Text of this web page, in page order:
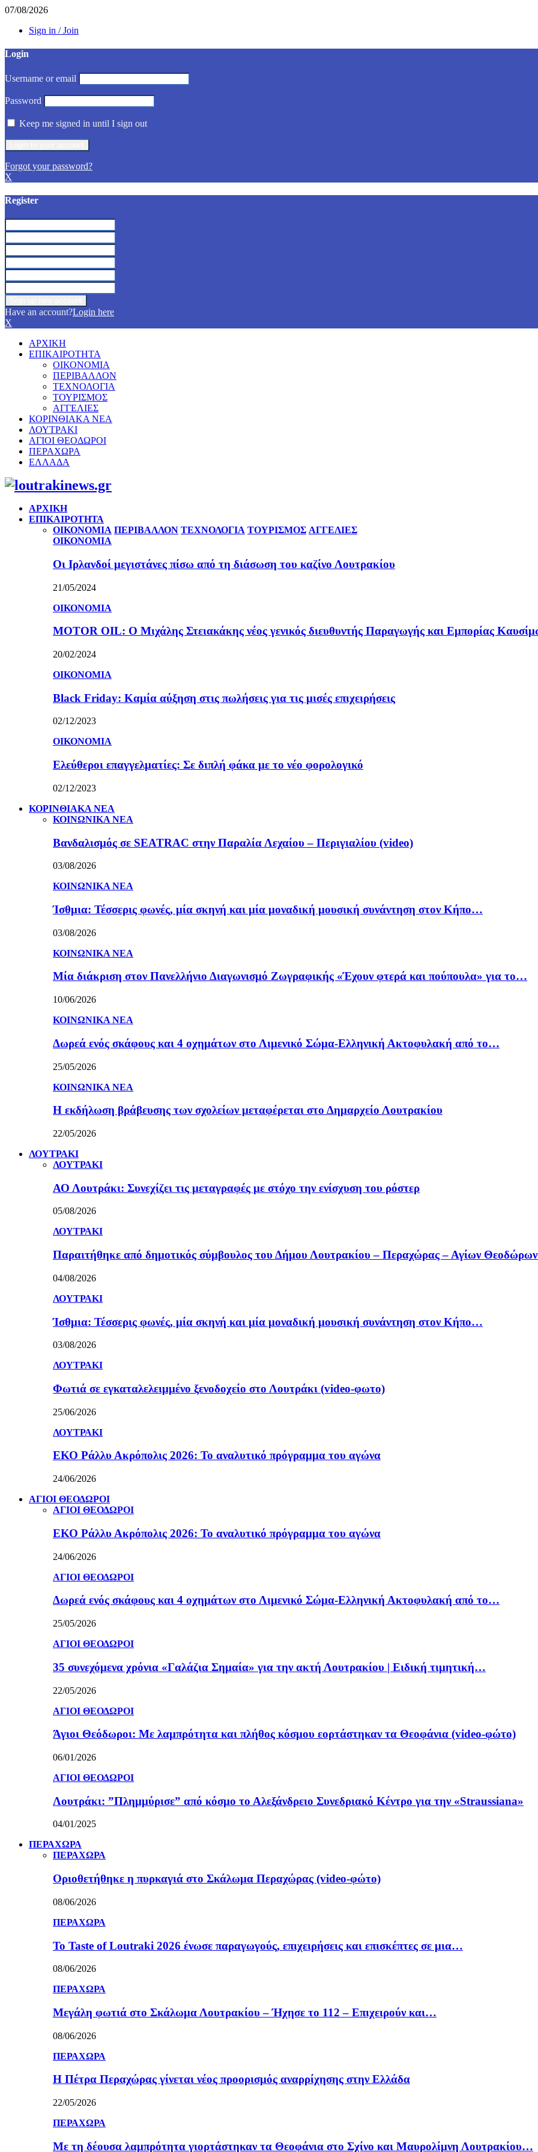
07/08/2026
Sign in / Join
Login
Username or email
Password
Keep me signed in until I sign out
Forgot your password?
X
Register
Have an account?Login here
X
ΑΡΧΙΚΗ
ΕΠΙΚΑΙΡΟΤΗΤΑ
ΟΙΚΟΝΟΜΙΑ
ΠΕΡΙΒΑΛΛΟΝ
ΤΕΧΝΟΛΟΓΙΑ
ΤΟΥΡΙΣΜΟΣ
ΑΓΓΕΛΙΕΣ
ΚΟΡΙΝΘΙΑΚΑ ΝΕΑ
ΛΟΥΤΡΑΚΙ
ΑΓΙΟΙ ΘΕΟΔΩΡΟΙ
ΠΕΡΑΧΩΡΑ
ΕΛΛΑΔΑ
Facebook
Twitter
Instagram
Pinterest
Youtube
ΑΡΧΙΚΗ
ΕΠΙΚΑΙΡΟΤΗΤΑ
ΟΙΚΟΝΟΜΙΑ ΠΕΡΙΒΑΛΛΟΝ ΤΕΧΝΟΛΟΓΙΑ ΤΟΥΡΙΣΜΟΣ ΑΓΓΕΛΙΕΣ
ΟΙΚΟΝΟΜΙΑ
Οι Ιρλανδοί μεγιστάνες πίσω από τη διάσωση του καζίνο Λουτρακίου
21/05/2024
ΟΙΚΟΝΟΜΙΑ
MOTOR OIL: Ο Μιχάλης Στειακάκης νέος γενικός διευθυντής Παραγωγής και Εμπορίας
20/02/2024
ΟΙΚΟΝΟΜΙΑ
Black Friday: Καμία αύξηση στις πωλήσεις για τις μισές επιχειρήσεις
02/12/2023
ΟΙΚΟΝΟΜΙΑ
Ελεύθεροι επαγγελματίες: Σε διπλή φάκα με το νέο φορολογικό
02/12/2023
ΚΟΡΙΝΘΙΑΚΑ ΝΕΑ
ΚΟΙΝΩΝΙΚΑ ΝΕΑ
Βανδαλισμός σε SEATRAC στην Παραλία Λεχαίου – Περιγιαλίου (video)
03/08/2026
ΚΟΙΝΩΝΙΚΑ ΝΕΑ
Ίσθμια: Τέσσερις φωνές, μία σκηνή και μία μοναδική μουσική συνάντηση στον Κήπο…
03/08/2026
ΚΟΙΝΩΝΙΚΑ ΝΕΑ
Μία διάκριση στον Πανελλήνιο Διαγωνισμό Ζωγραφικής «Έχουν φτερά και πούπουλα» για το…
10/06/2026
ΚΟΙΝΩΝΙΚΑ ΝΕΑ
Δωρεά ενός σκάφους και 4 οχημάτων στο Λιμενικό Σώμα-Ελληνική Ακτοφυλακή από το…
25/05/2026
ΚΟΙΝΩΝΙΚΑ ΝΕΑ
Η εκδήλωση βράβευσης των σχολείων μεταφέρεται στο Δημαρχείο Λουτρακίου
22/05/2026
ΛΟΥΤΡΑΚΙ
ΛΟΥΤΡΑΚΙ
ΑΟ Λουτράκι: Συνεχίζει τις μεταγραφές με στόχο την ενίσχυση του ρόστερ
05/08/2026
ΛΟΥΤΡΑΚΙ
Παραιτήθηκε από δημοτικός σύμβουλος του Δήμου Λουτρακίου – Περαχώρας – Αγίων
04/08/2026
ΛΟΥΤΡΑΚΙ
Ίσθμια: Τέσσερις φωνές, μία σκηνή και μία μοναδική μουσική συνάντηση στον Κήπο…
03/08/2026
ΛΟΥΤΡΑΚΙ
Φωτιά σε εγκαταλελειμμένο ξενοδοχείο στο Λουτράκι (video-φωτο)
25/06/2026
ΛΟΥΤΡΑΚΙ
ΕΚΟ Ράλλυ Ακρόπολις 2026: Το αναλυτικό πρόγραμμα του αγώνα
24/06/2026
ΑΓΙΟΙ ΘΕΟΔΩΡΟΙ
ΑΓΙΟΙ ΘΕΟΔΩΡΟΙ
ΕΚΟ Ράλλυ Ακρόπολις 2026: Το αναλυτικό πρόγραμμα του αγώνα
24/06/2026
ΑΓΙΟΙ ΘΕΟΔΩΡΟΙ
Δωρεά ενός σκάφους και 4 οχημάτων στο Λιμενικό Σώμα-Ελληνική Ακτοφυλακή από το…
25/05/2026
ΑΓΙΟΙ ΘΕΟΔΩΡΟΙ
35 συνεχόμενα χρόνια «Γαλάζια Σημαία» για την ακτή Λουτρακίου | Ειδική τιμητική…
22/05/2026
ΑΓΙΟΙ ΘΕΟΔΩΡΟΙ
Άγιοι Θεόδωροι: Με λαμπρότητα και πλήθος κόσμου εορτάστηκαν τα Θεοφάνια (video-φώτο)
06/01/2026
ΑΓΙΟΙ ΘΕΟΔΩΡΟΙ
Λουτράκι: ”Πλημμύρισε” από κόσμο το Αλεξάνδρειο Συνεδριακό Κέντρο για την «Straussiana»
04/01/2025
ΠΕΡΑΧΩΡΑ
ΠΕΡΑΧΩΡΑ
Οριοθετήθηκε η πυρκαγιά στο Σκάλωμα Περαχώρας (video-φώτο)
08/06/2026
ΠΕΡΑΧΩΡΑ
Το Taste of Loutraki 2026 ένωσε παραγωγούς, επιχειρήσεις και επισκέπτες σε μια…
08/06/2026
ΠΕΡΑΧΩΡΑ
Μεγάλη φωτιά στο Σκάλωμα Λουτρακίου – Ήχησε το 112 – Επιχειρούν και…
08/06/2026
ΠΕΡΑΧΩΡΑ
Η Πέτρα Περαχώρας γίνεται νέος προορισμός αναρρίχησης στην Ελλάδα
22/05/2026
ΠΕΡΑΧΩΡΑ
Με τη δέουσα λαμπρότητα γιορτάστηκαν τα Θεοφάνια στο Σχίνο και Μαυρολίμνη Λουτρακίου…